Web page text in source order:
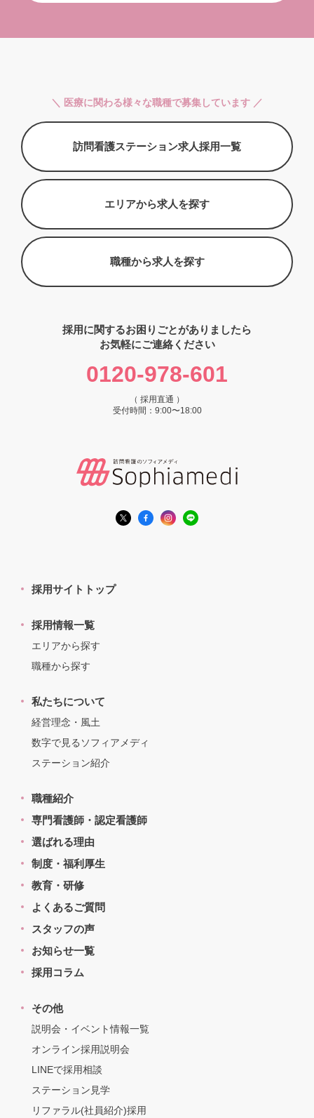
＼ 医療に関わる様々な職種で募集しています ／
訪問看護ステーション求人採用一覧
エリアから求人を探す
職種から求人を探す
採用に関するお困りごとがありましたら
お気軽にご連絡ください
0120-978-601
（ 採用直通 ）
受付時間：9:00〜18:00
採用サイトトップ
採用情報一覧
エリアから探す
職種から探す
私たちについて
経営理念・風土
数字で見るソフィアメディ
ステーション紹介
職種紹介
専門看護師・認定看護師
選ばれる理由
制度・福利厚生
教育・研修
よくあるご質問
スタッフの声
お知らせ一覧
採用コラム
その他
説明会・イベント情報一覧
オンライン採用説明会
LINEで採用相談
ステーション見学
リファラル(社員紹介)採用